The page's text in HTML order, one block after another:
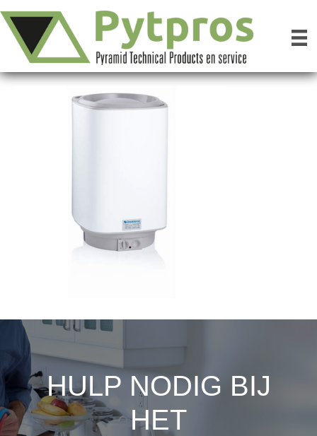
HULP NODIG BIJ
HET